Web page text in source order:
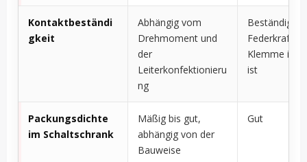
Kontaktbeständi
gkeit
Abhängig vom
Drehmoment und
der
Leiterkonfektionieru
ng
Beständiger,
Federkraft in
Klemme
ist
Packungsdichte
im Schaltschrank
Mäßig bis gut,
abhängig von der
Bauweise
Gut